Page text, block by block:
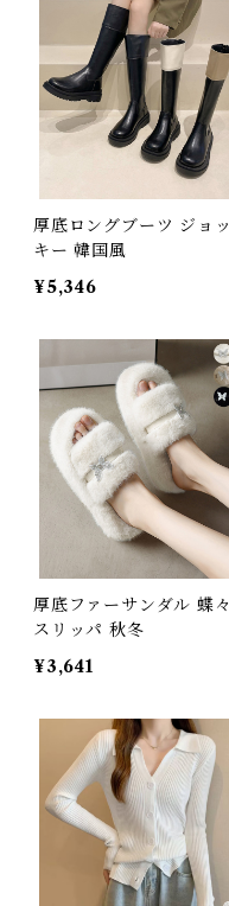
厚底ロングブーツ ジョッ
キー 韓国風
¥5,346
厚底ファーサンダル 蝶々
スリッパ 秋冬
¥3,641